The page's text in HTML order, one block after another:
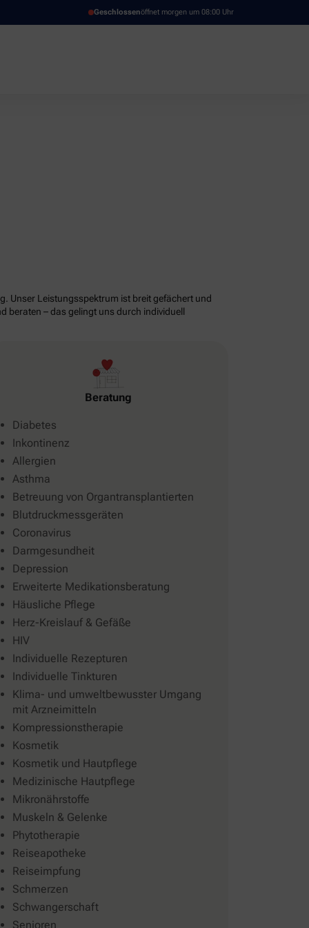
Geschlossenöffnet morgen um 08:00 Uhr
Unser Leistungsspektrum ist breit gefächert und
beraten – das gelingt uns durch individuell
Beratung
Diabetes
Inkontinenz
Allergien
Asthma
Betreuung von Organtransplantierten
Blutdruckmessgeräten
Coronavirus
Darmgesundheit
Depression
Erweiterte Medikationsberatung
Häusliche Pflege
Herz-Kreislauf & Gefäße
HIV
Individuelle Rezepturen
Individuelle Tinkturen
Klima- und umweltbewusster Umgang
mit Arzneimitteln
Kompressionstherapie
Kosmetik
Kosmetik und Hautpflege
Medizinische Hautpflege
Mikronährstoffe
Muskeln & Gelenke
Phytotherapie
Reiseapotheke
Reiseimpfung
Schmerzen
Schwangerschaft
Senioren